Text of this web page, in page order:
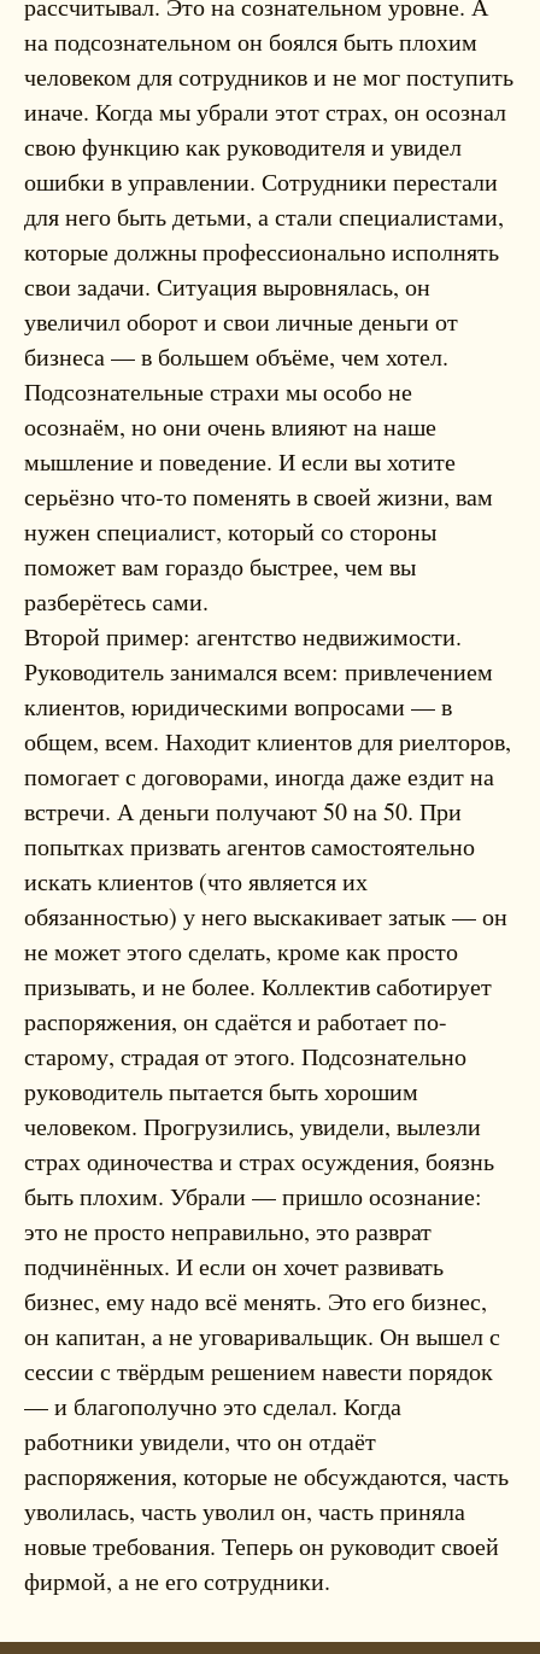
рассчитывал. Это на сознательном уровне. А
на подсознательном он боялся быть плохим
человеком для сотрудников и не мог поступить
иначе. Когда мы убрали этот страх, он осознал
свою функцию как руководителя и увидел
ошибки в управлении. Сотрудники перестали
для него быть детьми, а стали специалистами,
которые должны профессионально исполнять
свои задачи. Ситуация выровнялась, он
увеличил оборот и свои личные деньги от
бизнеса — в большем объёме, чем хотел.
Подсознательные страхи мы особо не
осознаём, но они очень влияют на наше
мышление и поведение. И если вы хотите
серьёзно что-то поменять в своей жизни, вам
нужен специалист, который со стороны
поможет вам гораздо быстрее, чем вы
разберётесь сами.
Второй пример: агентство недвижимости.
Руководитель занимался всем: привлечением
клиентов, юридическими вопросами — в
общем, всем. Находит клиентов для риелторов,
помогает с договорами, иногда даже ездит на
встречи. А деньги получают 50 на 50. При
попытках призвать агентов самостоятельно
искать клиентов (что является их
обязанностью) у него выскакивает затык — он
не может этого сделать, кроме как просто
призывать, и не более. Коллектив саботирует
распоряжения, он сдаётся и работает по-
старому, страдая от этого. Подсознательно
руководитель пытается быть хорошим
человеком. Прогрузились, увидели, вылезли
страх одиночества и страх осуждения, боязнь
быть плохим. Убрали — пришло осознание:
это не просто неправильно, это разврат
подчинённых. И если он хочет развивать
бизнес, ему надо всё менять. Это его бизнес,
он капитан, а не уговаривальщик. Он вышел с
сессии с твёрдым решением навести порядок
— и благополучно это сделал. Когда
работники увидели, что он отдаёт
распоряжения, которые не обсуждаются, часть
уволилась, часть уволил он, часть приняла
новые требования. Теперь он руководит своей
фирмой, а не его сотрудники.